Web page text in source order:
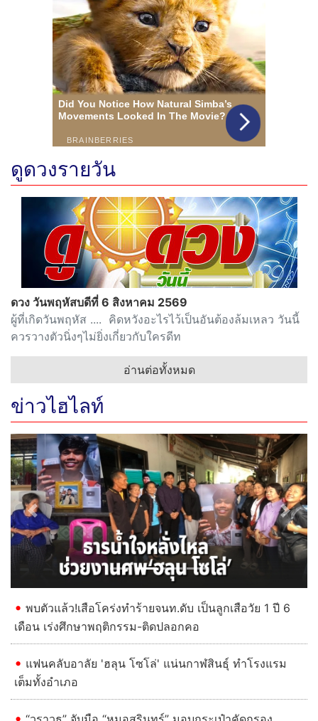
ดูดวงรายวัน
ดวง วันพฤหัสบดีที่ 6 สิงหาคม 2569
ผู้ที่เกิดวันพฤหัส .... คิดหวังอะไรไว้เป็นอันต้องล้มเหลว วันนี้
ควรวางตัวนิ่งๆไม่ยิ่งเกี่ยวกับใครดีท
อ่านต่อทั้งหมด
ข่าวไฮไลท์
Previous Next
พบตัวแล้ว!เสือโคร่งทำร้ายจนท.ดับ เป็นลูกเสือวัย 1 ปี 6
เดือน เร่งศึกษาพฤติกรรม-ติดปลอกคอ
แฟนคลับอาลัย 'ฮลุน โซโล่' แน่นกาฬสินธุ์ ทำโรงแรม
เต็มทั้งอำเภอ